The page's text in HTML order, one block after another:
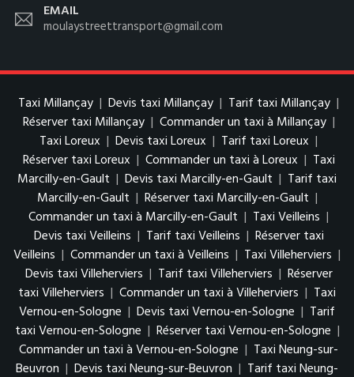
EMAIL
moulaystreettransport@gmail.com
Taxi Millançay | Devis taxi Millançay | Tarif taxi Millançay |
Réserver taxi Millançay | Commander un taxi à Millançay |
Taxi Loreux | Devis taxi Loreux | Tarif taxi Loreux |
Réserver taxi Loreux | Commander un taxi à Loreux | Taxi
Marcilly-en-Gault | Devis taxi Marcilly-en-Gault | Tarif taxi
Marcilly-en-Gault | Réserver taxi Marcilly-en-Gault |
Commander un taxi à Marcilly-en-Gault | Taxi Veilleins |
Devis taxi Veilleins | Tarif taxi Veilleins | Réserver taxi
Veilleins | Commander un taxi à Veilleins | Taxi Villeherviers |
Devis taxi Villeherviers | Tarif taxi Villeherviers | Réserver
taxi Villeherviers | Commander un taxi à Villeherviers | Taxi
Vernou-en-Sologne | Devis taxi Vernou-en-Sologne | Tarif
taxi Vernou-en-Sologne | Réserver taxi Vernou-en-Sologne |
Commander un taxi à Vernou-en-Sologne | Taxi Neung-sur-
Beuvron | Devis taxi Neung-sur-Beuvron | Tarif taxi Neung-